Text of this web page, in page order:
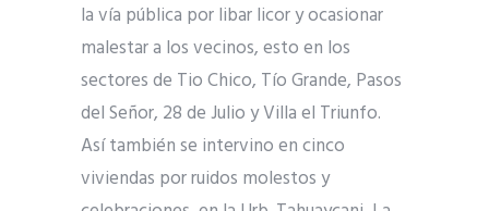
la vía pública por libar licor y ocasionar
malestar a los vecinos, esto en los
sectores de Tio Chico, Tío Grande, Pasos
del Señor, 28 de Julio y Villa el Triunfo.
Así también se intervino en cinco
viviendas por ruidos molestos y